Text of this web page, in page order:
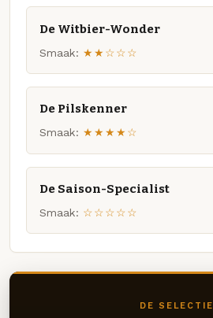
De Witbier-Wonder
Smaak: ★★☆☆☆
De Pilskenner
Smaak: ★★★★☆
De Saison-Specialist
Smaak: ☆☆☆☆☆
DE SELECTIE